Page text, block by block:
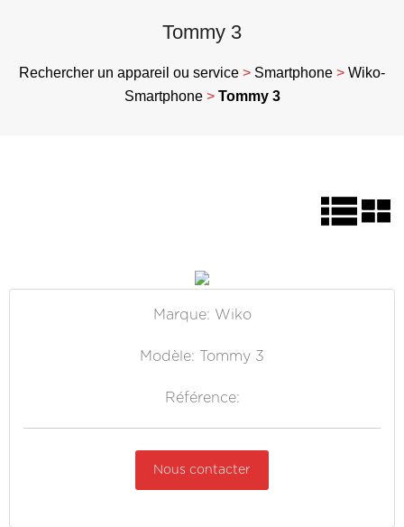
Tommy 3
Rechercher un appareil ou service > Smartphone > Wiko-
Smartphone> Tommy 3
Marque: Wiko
Modèle: Tommy 3
Référence:
Nous contacter